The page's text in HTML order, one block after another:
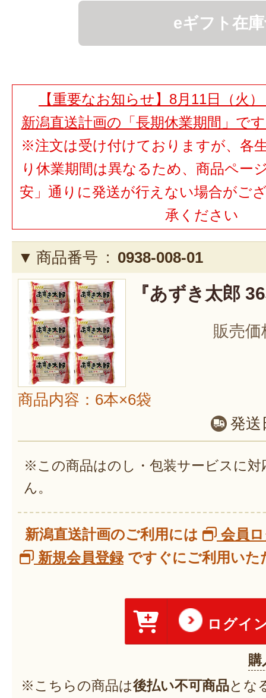
eギフト在
【重要なお知らせ】8月11日（火
新潟直送計画の「長期休業期間」で
※注文は受け付けておりますが、各
り休業期間は異なるため、商品ペー
安」通りに発送が行えない場合がご
承ください
商品番号 : 0938-008-01
『あずき太郎
販売価
商品内容：6本×6袋
発送
※この商品はのし・包装サービスに対
ん。
新潟直送計画のご利用には
会員
新規会員登録ですぐにご利用いた
ログイ
購
※こちらの商品は後払い不可商品とな